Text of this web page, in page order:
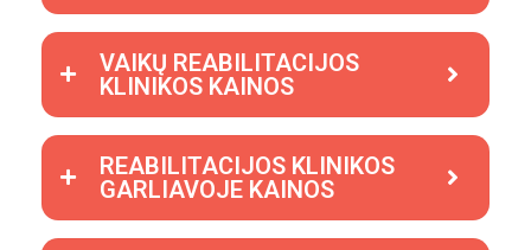
VAIKŲ REABILITACIJOS
KLINIKOS KAINOS
REABILITACIJOS KLINIKOS
GARLIAVOJE KAINOS